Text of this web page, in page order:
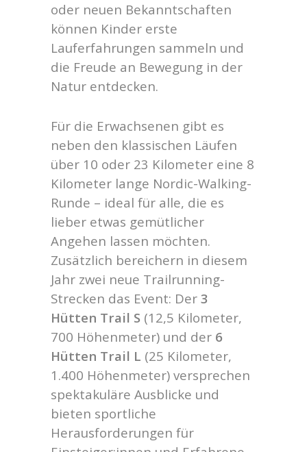
oder neuen Bekanntschaften
können Kinder erste
Lauferfahrungen sammeln und
die Freude an Bewegung in der
Natur entdecken.
Für die Erwachsenen gibt es
neben den klassischen Läufen
über 10 oder 23 Kilometer eine 8
Kilometer lange Nordic-Walking-
Runde – ideal für alle, die es
lieber etwas gemütlicher
Angehen lassen möchten.
Zusätzlich bereichern in diesem
Jahr zwei neue Trailrunning-
Strecken das Event: Der 3
Hütten Trail S (12,5 Kilometer,
700 Höhenmeter) und der 6
Hütten Trail L (25 Kilometer,
1.400 Höhenmeter) versprechen
spektakuläre Ausblicke und
bieten sportliche
Herausforderungen für